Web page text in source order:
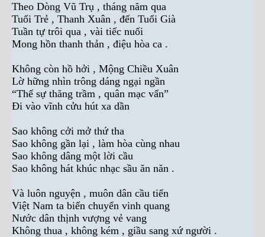
Theo Dòng Vũ Trụ , tháng năm qua
Tuổi Trẻ , Thanh Xuân , đến Tuổi Già
Tuần tự trôi qua , vài tiếc nuối
Mong hồn thanh thản , điệu hòa ca .
Không còn hồ hởi , Mộng Chiều Xuân
Lờ hững nhìn trông dáng ngại ngần
“Thế sự thăng trầm , quân mạc vấn”
Đi vào vĩnh cửu hút xa dần
Sao không cởi mở thứ tha
Sao không gần lại , làm hòa cùng nhau
Sao không dâng một lời cầu
Sao không hát khúc nhạc sầu ăn năn .
Và luôn nguyện , muôn dân cầu tiến
Việt Nam ta biến chuyển vinh quang
Nước dân thịnh vượng vẻ vang
Không thua , không kém , giầu sang xứ người .